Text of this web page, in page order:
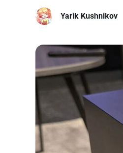
Yarik Kushnikov